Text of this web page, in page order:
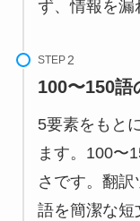
ず、情報を漏
STEP
100〜150語
5要素をもと
ます。100〜
さです。翻
語を簡潔な短